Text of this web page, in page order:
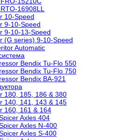
16908LL
10-Speed
9-10-Speed
9-10-13-Speed
(G series) 9-10-Speed
Automatic
Bendix Tu-Flo 550
Bendix Tu-Flo 750
Bendix BA-921
180, 185, 186 & 380
140, 141, 143 & 145
160, 161 & 164
Axles 404
Axles N-400
Axles S-400